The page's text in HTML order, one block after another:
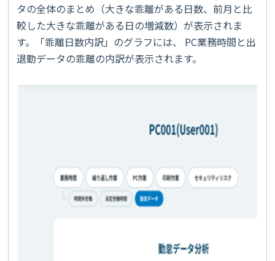
タの全体のまとめ（大きな乖離がある日数、前月と比
較した大きな乖離がある日の増減数）が表示されま
す。「乖離日数内訳」のグラフには、 PC業務時間と出
退勤データの乖離の内訳が表示されます。